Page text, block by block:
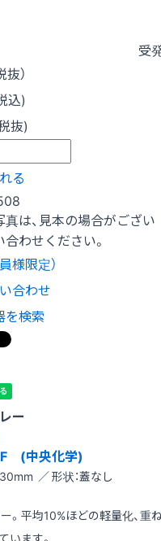
受
抜）
込)
抜)
る
は、見本の場合がござい
わせください。
様限定）
合わせ
を検索
ー
(中央化学)
／ 形状：蓋なし
。平均10%ほどの軽量化、重